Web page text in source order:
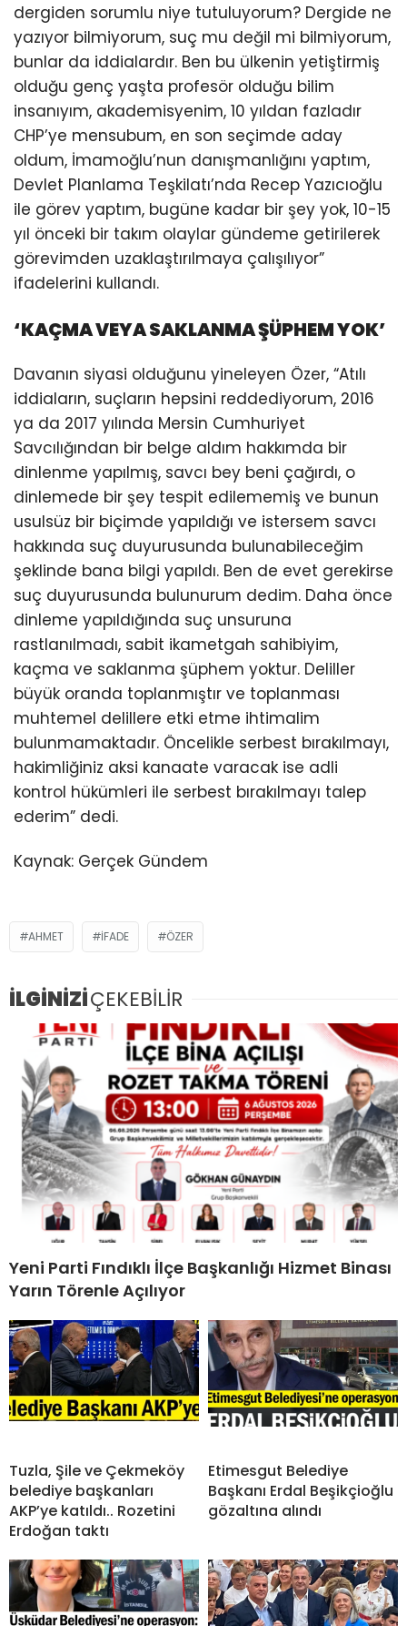
dergiden sorumlu niye tutuluyorum? Dergide ne
yazıyor bilmiyorum, suç mu değil mi bilmiyorum,
bunlar da iddialardır. Ben bu ülkenin yetiştirmiş
olduğu genç yaşta profesör olduğu bilim
insanıyım, akademisyenim, 10 yıldan fazladır
CHP’ye mensubum, en son seçimde aday
oldum, İmamoğlu’nun danışmanlığını yaptım,
Devlet Planlama Teşkilatı’nda Recep Yazıcıoğlu
ile görev yaptım, bugüne kadar bir şey yok, 10-15
yıl önceki bir takım olaylar gündeme getirilerek
görevimden uzaklaştırılmaya çalışılıyor”
ifadelerini kullandı.
‘KAÇMA VEYA SAKLANMA ŞÜPHEM YOK’
Davanın siyasi olduğunu yineleyen Özer, “Atılı
iddiaların, suçların hepsini reddediyorum, 2016
ya da 2017 yılında Mersin Cumhuriyet
Savcılığından bir belge aldım hakkımda bir
dinlenme yapılmış, savcı bey beni çağırdı, o
dinlemede bir şey tespit edilememiş ve bunun
usulsüz bir biçimde yapıldığı ve istersem savcı
hakkında suç duyurusunda bulunabileceğim
şeklinde bana bilgi yapıldı. Ben de evet gerekirse
suç duyurusunda bulunurum dedim. Daha önce
dinleme yapıldığında suç unsuruna
rastlanılmadı, sabit ikametgah sahibiyim,
kaçma ve saklanma şüphem yoktur. Deliller
büyük oranda toplanmıştır ve toplanması
muhtemel delillere etki etme ihtimalim
bulunmamaktadır. Öncelikle serbest bırakılmayı,
hakimliğiniz aksi kanaate varacak ise adli
kontrol hükümleri ile serbest bırakılmayı talep
ederim” dedi.
Kaynak: Gerçek Gündem
AHMET IFADE ÖZER
İLGİNİZİÇEKEBİLİR
Yeni Parti Fındıklı İlçe Başkanlığı Hizmet Binası
Yarın Törenle Açılıyor
Tuzla, Şile ve Çekmeköy
belediye başkanları
AKP’ye katıldı.. Rozetini
Erdoğan taktı
Etimesgut Belediye
Başkanı Erdal Beşikçioğlu
gözaltına alındı